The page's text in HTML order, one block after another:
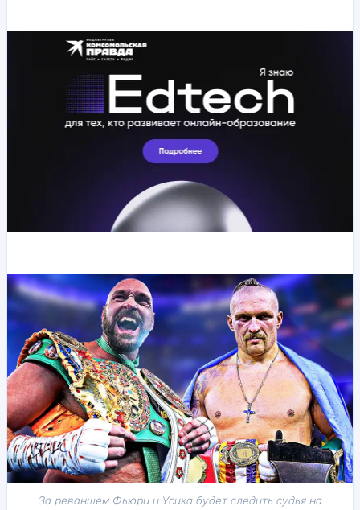
За реваншем Фьюри и Усика будет следить судья на